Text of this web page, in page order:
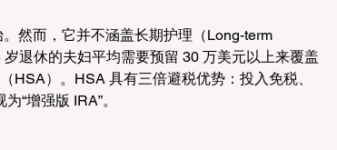
然而，它并不涵盖长期护理（Long-term
退休的夫妇平均需要预留 30 万美元以上来覆盖
HSA）。HSA 具有三倍避税优势：投入免税、
“增强版 IRA”。